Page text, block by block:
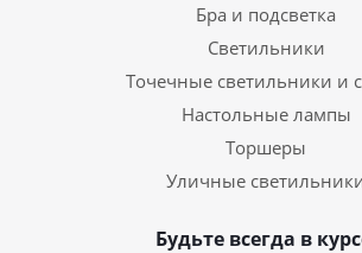
Бра и подсветка
Светильники
Точечные светильники и
Настольные лампы
Торшеры
Уличные
Будьте всегда в